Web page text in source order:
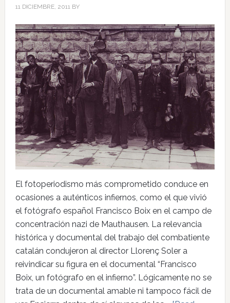
11 DICIEMBRE, 2011BY
El fotoperiodismo más comprometido conduce en
ocasiones a auténticos infiernos, como el que vivió
el fotógrafo español Francisco Boix en el campo de
concentración nazi de Mauthausen. La relevancia
histórica y documental del trabajo del combatiente
catalán condujeron al director Llorenç Soler a
reivindicar su figura en el documental “Francisco
Boix, un fotógrafo en el infierno”. Lógicamente no se
trata de un documental amable ni tampoco fácil de